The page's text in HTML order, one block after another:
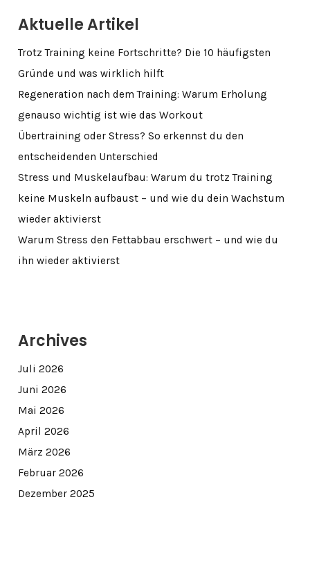
Aktuelle Artikel
Trotz Training keine Fortschritte? Die 10 häufigsten
Gründe und was wirklich hilft
Regeneration nach dem Training: Warum Erholung
genauso wichtig ist wie das Workout
Übertraining oder Stress? So erkennst du den
entscheidenden Unterschied
Stress und Muskelaufbau: Warum du trotz Training
keine Muskeln aufbaust – und wie du dein Wachstum
wieder aktivierst
Warum Stress den Fettabbau erschwert – und wie du
ihn wieder aktivierst
Archives
Juli 2026
Juni 2026
Mai 2026
April 2026
März 2026
Februar 2026
Dezember 2025